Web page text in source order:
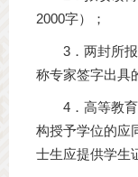
2000字）；
3．两封所
称专家签字出具
4．高等教
构授予学位的应
士生应提供学生